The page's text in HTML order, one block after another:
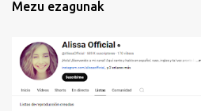
Mezu ezagunak